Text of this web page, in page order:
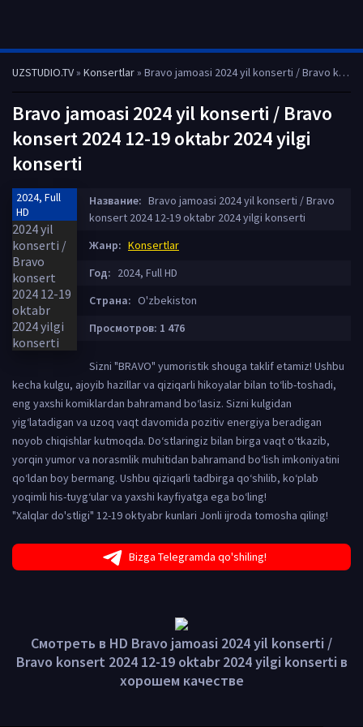
UZSTUDIO.TV» Konsertlar» Bravo jamoasi 2024 yil konserti / Bravo konsert 2024 12-19 oktabr 2024 yilgi konserti
Bravo jamoasi 2024 yil konserti / Bravo
konsert 2024 12-19 oktabr 2024 yilgi
konserti
2024, Full
HD
Название: Bravo jamoasi 2024 yil konserti / Bravo
konsert 2024 12-19 oktabr 2024 yilgi konserti
Жанр: Konsertlar
Год: 2024, Full HD
Страна: O'zbekiston
Просмотров: 1 476
Sizni "BRAVO" yumoristik shouga taklif etamiz! Ushbu
kecha kulgu, ajoyib hazillar va qiziqarli hikoyalar bilan to‘lib-toshadi,
eng yaxshi komiklardan bahramand bo‘lasiz. Sizni kulgidan
yig‘latadigan va uzoq vaqt davomida pozitiv energiya beradigan
noyob chiqishlar kutmoqda. Do‘stlaringiz bilan birga vaqt o‘tkazib,
yorqin yumor va norasmlik muhitidan bahramand bo‘lish imkoniyatini
qo‘ldan boy bermang. Ushbu qiziqarli tadbirga qo‘shilib, ko‘plab
yoqimli his-tuyg‘ular va yaxshi kayfiyatga ega bo‘ling!
"Xalqlar do'stligi" 12-19 oktyabr kunlari Jonli ijroda tomosha qiling!
Bizga Telegramda qo'shiling!
Смотреть в HD Bravo jamoasi 2024 yil konserti /
Bravo konsert 2024 12-19 oktabr 2024 yilgi konserti в
хорошем качестве